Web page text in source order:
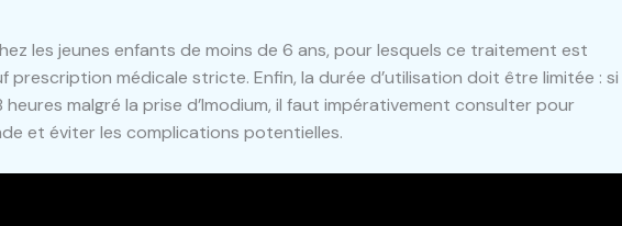
les jeunes enfants de moins de 6 ans, pour lesquels ce traitement est
médicale stricte. Enfin, la durée d’utilisation doit être limitée : si
malgré la prise d’Imodium, il faut impérativement consulter pour
et éviter les complications potentielles.